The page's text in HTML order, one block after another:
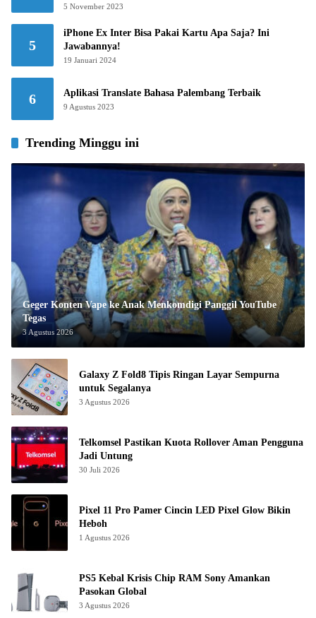
5 November 2023
5
iPhone Ex Inter Bisa Pakai Kartu Apa Saja? Ini
Jawabannya!
19 Januari 2024
6 Aplikasi Translate Bahasa Palembang Terbaik
9 Agustus 2023
Trending Minggu ini
Geger Konten Vape ke Anak Menkomdigi Panggil YouTube
Tegas
3 Agustus 2026
Galaxy Z Fold8 Tipis Ringan Layar Sempurna
untuk Segalanya
3 Agustus 2026
Telkomsel Pastikan Kuota Rollover Aman Pengguna
Jadi Untung
30 Juli 2026
Pixel 11 Pro Pamer Cincin LED Pixel Glow Bikin
Heboh
1 Agustus 2026
PS5 Kebal Krisis Chip RAM Sony Amankan
Pasokan Global
3 Agustus 2026